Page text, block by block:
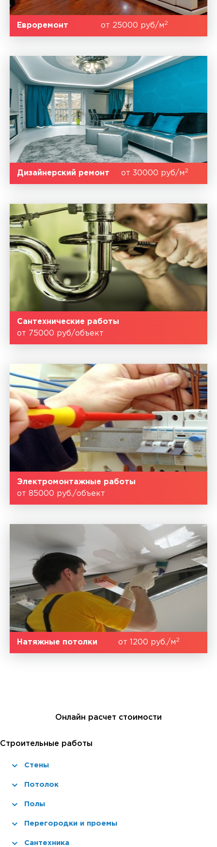
Евроремонт от 25000 руб/м2
Дизайнерский ремонт от 30000 руб/м2
Сантехнические работы
от 75000 руб/объект
Электромонтажные работы
от 85000 руб./объект
Натяжные потолки от 1200 руб./м2
Онлайн расчет стоимости
Строительные работы
Стены
Потолок
Полы
Перегородки и проемы
Сантехника